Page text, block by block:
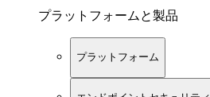
プラットフォームと製品
プラットフォーム